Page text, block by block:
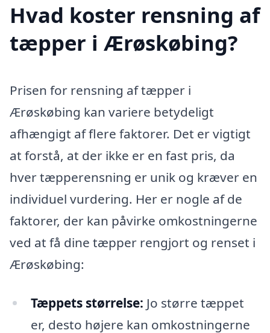
Hvad koster rensning af
tæpper i Ærøskøbing?
Prisen for rensning af tæpper i
Ærøskøbing kan variere betydeligt
afhængigt af flere faktorer. Det er vigtigt
at forstå, at der ikke er en fast pris, da
hver tæpperensning er unik og kræver en
individuel vurdering. Her er nogle af de
faktorer, der kan påvirke omkostningerne
ved at få dine tæpper rengjort og renset i
Ærøskøbing:
Tæppets størrelse: Jo større tæppet
er, desto højere kan omkostningerne